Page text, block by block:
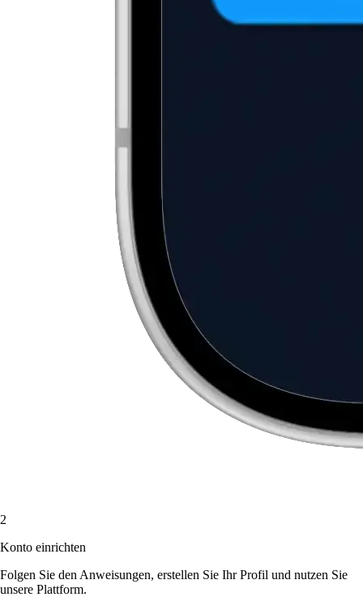
2
Konto einrichten
Folgen Sie den Anweisungen, erstellen Sie Ihr Profil und nutzen Sie
unsere Plattform.